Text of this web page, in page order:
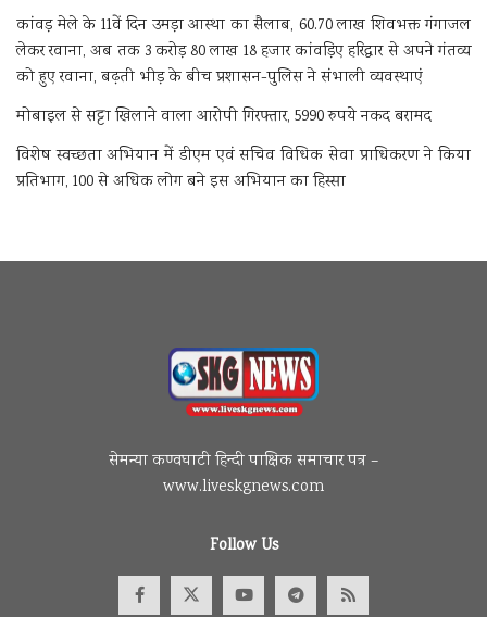
कांवड़ मेले के 11वें दिन उमड़ा आस्था का सैलाब, 60.70 लाख शिवभक्त गंगाजल
लेकर रवाना, अब तक 3 करोड़ 80 लाख 18 हजार कांवड़िए हरिद्वार से अपने गंतव्य
को हुए रवाना, बढ़ती भीड़ के बीच प्रशासन-पुलिस ने संभाली व्यवस्थाएं
मोबाइल से सट्टा खिलाने वाला आरोपी गिरफ्तार, 5990 रुपये नकद बरामद
विशेष स्वच्छता अभियान में डीएम एवं सचिव विधिक सेवा प्राधिकरण ने किया
प्रतिभाग, 100 से अधिक लोग बने इस अभियान का हिस्सा
सेमन्या कण्वघाटी हिन्दी पाक्षिक समाचार पत्र –
www.liveskgnews.com
Follow Us